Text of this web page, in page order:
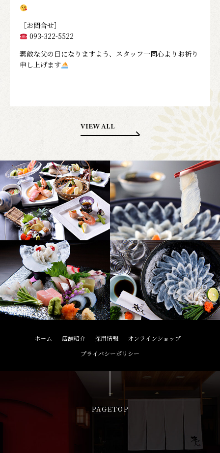
［お問合せ］
093-322-5522
素敵な父の日になりますよう、 スタッフ一同心よりお祈り
申し上げます
VIEW ALL
ホーム 店舗紹介 採用情報
オンラインショップ
プライバシーポリシー
PAGETOP